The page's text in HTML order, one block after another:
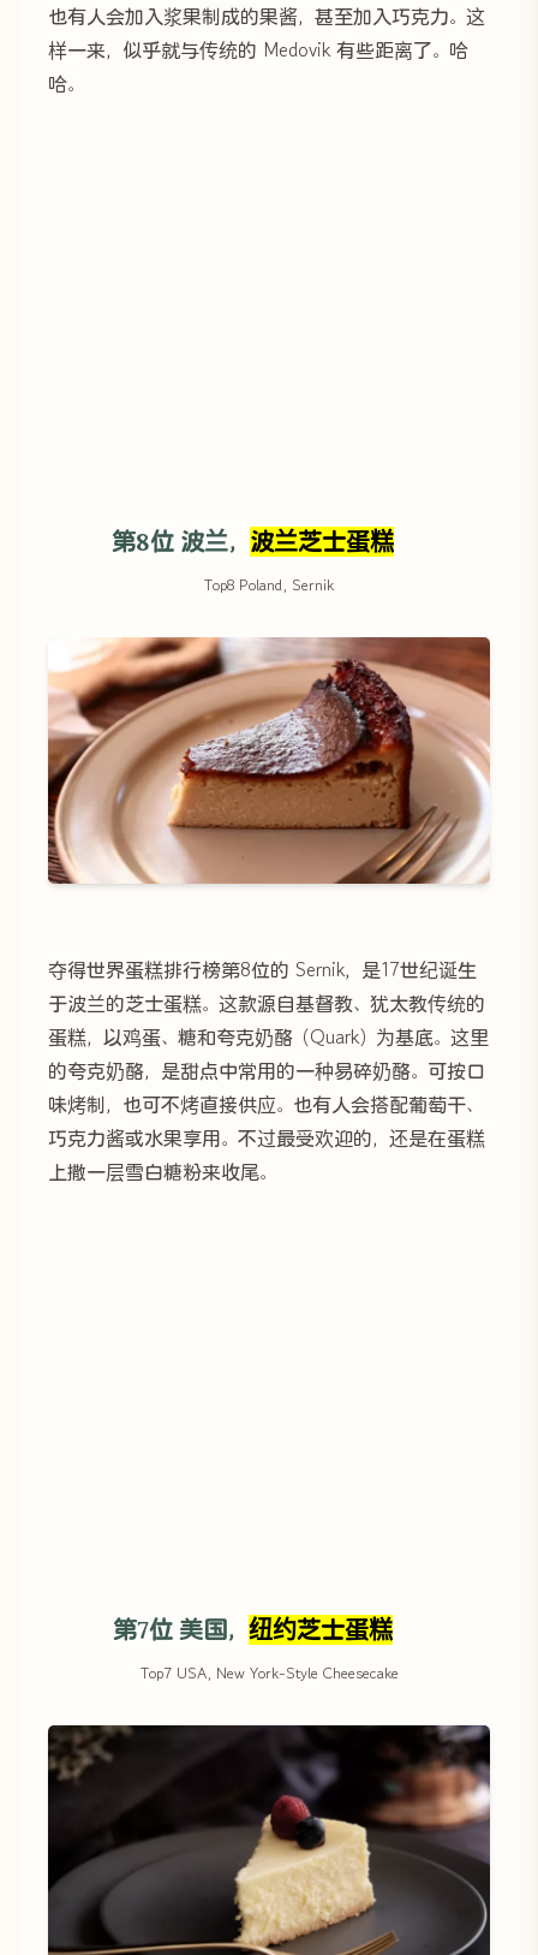
也有人会加入浆果制成的果酱，甚至加入巧克力。这
样一来，似乎就与传统的 Medovik 有些距离了。哈
哈。
第8位 波兰， 波兰芝士蛋糕
Top8 Poland, Sernik
夺得世界蛋糕排行榜第8位的 Sernik，是17世纪诞生
于波兰的芝士蛋糕。这款源自基督教、犹太教传统的
蛋糕，以鸡蛋、糖和夸克奶酪（Quark）为基底。这里
的夸克奶酪，是甜点中常用的一种易碎奶酪。可按口
味烤制，也可不烤直接供应。也有人会搭配葡萄干、
巧克力酱或水果享用。不过最受欢迎的，还是在蛋糕
上撒一层雪白糖粉来收尾。
第7位 美国， 纽约芝士蛋糕
Top7 USA, New York-Style Cheesecake